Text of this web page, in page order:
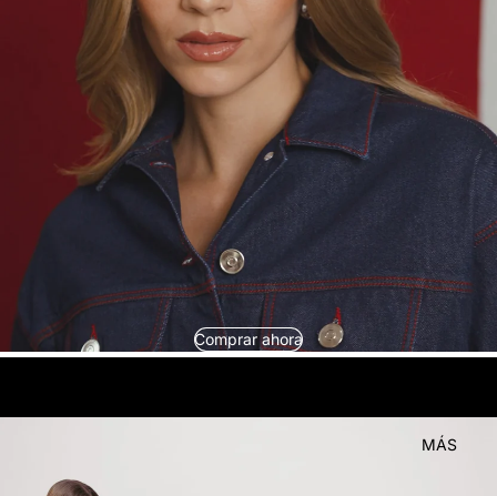
MÁS
Comprar ahora